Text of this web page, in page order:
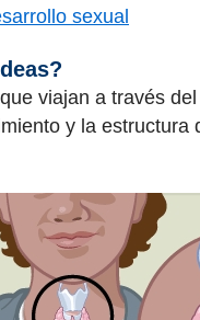
sexual
viajan a través
y la